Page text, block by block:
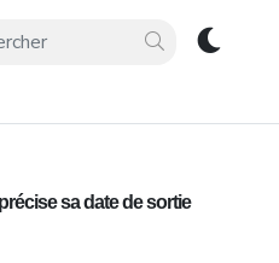
sa date de sortie